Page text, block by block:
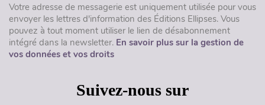
Votre adresse de messagerie est uniquement utilisée pour vous
envoyer les lettres d'information des Éditions Ellipses. Vous
pouvez à tout moment utiliser le lien de désabonnement
intégré dans la newsletter. En savoir plus sur la gestion de
vos données et vos droits
Suivez-nous sur